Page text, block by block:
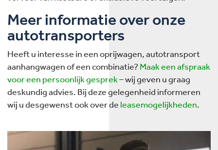
Meer informatie over onze
autotransporters
Heeft u interesse in een oprijwagen, autotransport
aanhangwagen of een combinatie? Maak een afspraak
voor een persoonlijk gesprek– wij geven u graag
deskundig advies. Bij deze gelegenheid informeren
wij u desgewenst ook over de leasemogelijkheden.